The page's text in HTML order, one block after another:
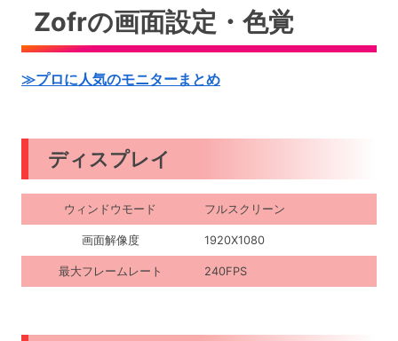
Zofrの画面設定・色覚
≫プロに人気のモニターまとめ
ディスプレイ
ウィンドウモード フルスクリーン
画面解像度 1920X1080
最大フレームレート 240FPS